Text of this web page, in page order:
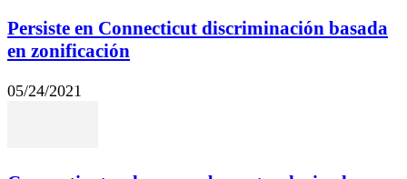
Persiste en Connecticut discriminación basada
en zonificación
05/24/2021